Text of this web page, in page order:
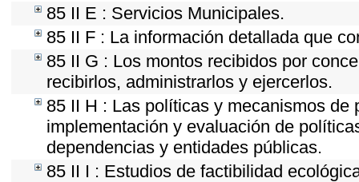
85 II E : Servicios Municipales.
85 II F : La información detallada que
85 II G : Los montos recibidos por
recibirlos, administrarlos y ejercerlos.
85 II H : Las políticas y mecanismos
implementación y evaluación de
dependencias y entidades públicas.
85 II I : Estudios de factibilidad